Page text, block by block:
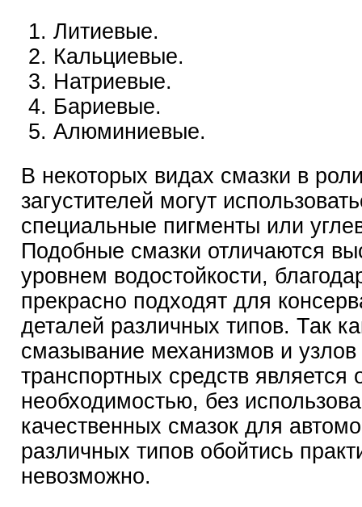
Литиевые.
Кальциевые.
Натриевые.
Бариевые.
Алюминиевые.
В некоторых видах смазки в
загустителей могут
специальные пигменты или
Подобные смазки отличаются
уровнем водостойкости,
прекрасно подходят для
деталей различных типов. Так
смазывание механизмов и узлов
транспортных средств является
необходимостью, без
качественных смазок для
различных типов обойтись
невозможно.